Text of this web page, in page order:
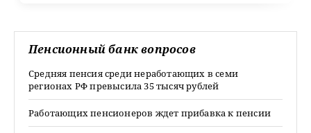
Пенсионный банк вопросов
Средняя пенсия среди неработающих в семи
регионах РФ превысила 35 тысяч рублей
Работающих пенсионеров ждет прибавка к пенсии